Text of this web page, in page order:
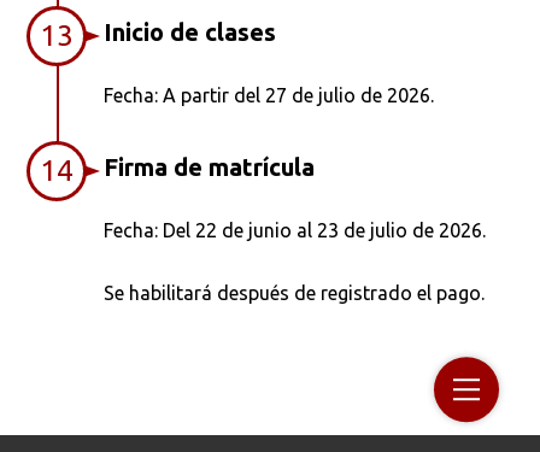
13 Inicio de clases
Fecha: A partir del 27 de julio de 2026.
14 Firma de matrícula
Fecha: Del 22 de junio al 23 de julio de 2026.
Se habilitará después de registrado el pago.